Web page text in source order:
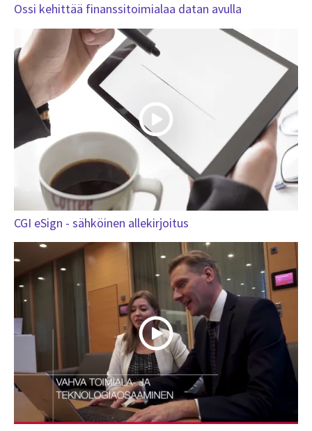
Ossi kehittää finanssitoimialaa datan avulla
CGI eSign - sähköinen allekirjoitus